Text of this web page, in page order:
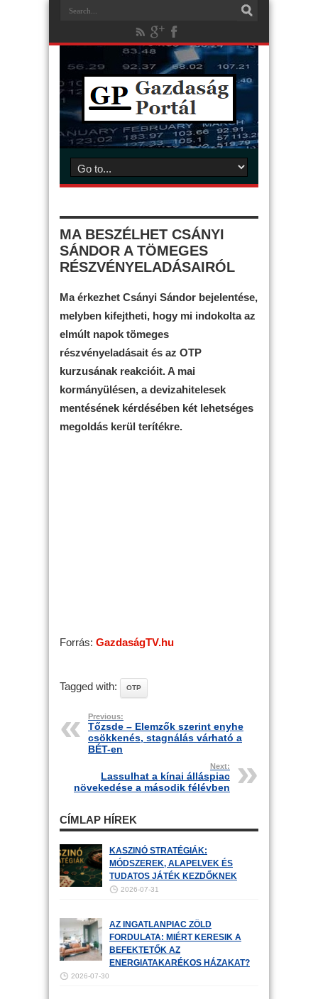
MA BESZÉLHET CSÁNYI
SÁNDOR A TÖMEGES
RÉSZVÉNYELADÁSAIRÓL
Ma érkezhet Csányi Sándor bejelentése,
melyben kifejtheti, hogy mi indokolta az
elmúlt napok tömeges
részvényeladásait és az OTP
kurzusának reakcióit. A mai
kormányülésen, a devizahitelesek
mentésének kérdésében két lehetséges
megoldás kerül terítékre.
Forrás: GazdaságTV.hu
Tagged with: OTP
Previous:
Tőzsde – Elemzők szerint enyhe
csökkenés, stagnálás várható a
BÉT-en
Next:
Lassulhat a kínai álláspiac
növekedése a második félévben
CÍMLAP HÍREK
KASZINÓ STRATÉGIÁK:
MÓDSZEREK, ALAPELVEK ÉS
TUDATOS JÁTÉK KEZDŐKNEK
2026-07-31
AZ INGATLANPIAC ZÖLD
FORDULATA: MIÉRT KERESIK A
BEFEKTETŐK AZ
ENERGIATAKARÉKOS HÁZAKAT?
2026-07-30